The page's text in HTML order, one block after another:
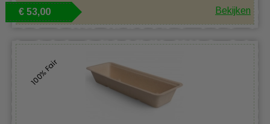
€ 53,00 Bekijken
100% Fair